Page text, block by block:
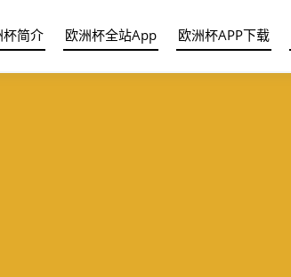
杯简介 欧洲杯全站App 欧洲杯APP下载